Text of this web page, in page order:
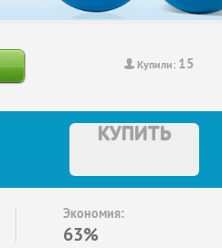
Купили: 15
КУПИТЬ
Экономия:
63%